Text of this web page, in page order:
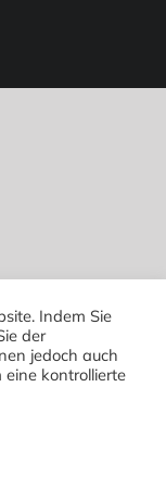
Indem Sie
der
jedoch auch
eine kontrollierte